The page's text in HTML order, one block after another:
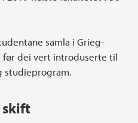
samla i Grieg-
før dei vert introduserte til
studieprogram.
skift